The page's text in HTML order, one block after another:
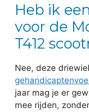
Heb ik
voor de
T412
Nee, deze
jaar mag je er
mee rijden,